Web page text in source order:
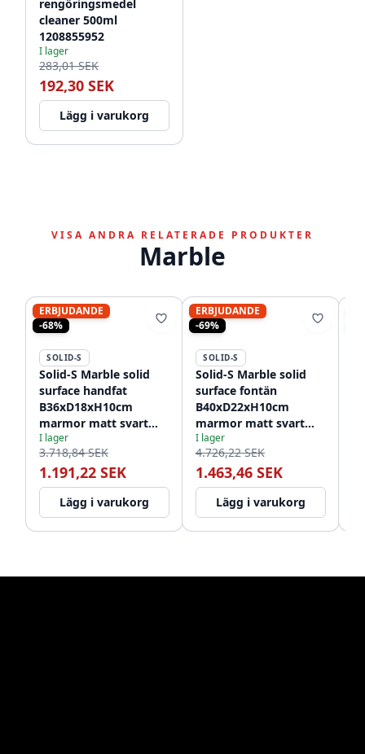
rengöringsmedel
cleaner 500ml
1208855952
I lager
283,01 SEK
192,30 SEK
Lägg i varukorg
VISA ANDRA RELATERADE PRODUKTER
Marble
ERBJUDANDE
-68%
SOLID-S
Solid-S Marble solid
surface handfat
B36xD18xH10cm
marmor matt svart
1208953896
I lager
3.718,84 SEK
1.191,22 SEK
Lägg i varukorg
ERBJUDANDE
-69%
SOLID-S
Solid-S Marble solid
surface fontän
B40xD22xH10cm
marmor matt svart
vänster utan kranhål
1208954632
I lager
4.726,22 SEK
1.463,46 SEK
Lägg i varukorg